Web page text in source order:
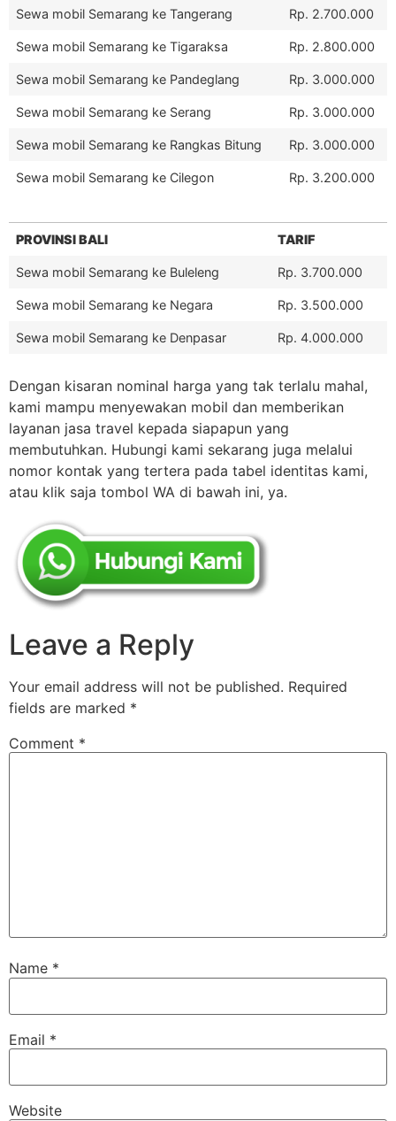
Sewa mobil Semarang ke Tangerang Rp. 2.700.000
Sewa mobil Semarang ke Tigaraksa Rp. 2.800.000
Sewa mobil Semarang ke Pandeglang Rp. 3.000.000
Sewa mobil Semarang ke Serang Rp. 3.000.000
Sewa mobil Semarang ke Rangkas Bitung Rp. 3.000.000
Sewa mobil Semarang ke Cilegon Rp. 3.200.000
PROVINSI BALI TARIF
Sewa mobil Semarang ke Buleleng Rp. 3.700.000
Sewa mobil Semarang ke Negara Rp. 3.500.000
Sewa mobil Semarang ke Denpasar Rp. 4.000.000
Dengan kisaran nominal harga yang tak terlalu mahal,
kami mampu menyewakan mobil dan memberikan
layanan jasa travel kepada siapapun yang
membutuhkan. Hubungi kami sekarang juga melalui
nomor kontak yang tertera pada tabel identitas kami,
atau klik saja tombol WA di bawah ini, ya.
Leave a Reply
Your email address will not be published. Required
fields are marked *
Comment *
Name *
Email *
Website